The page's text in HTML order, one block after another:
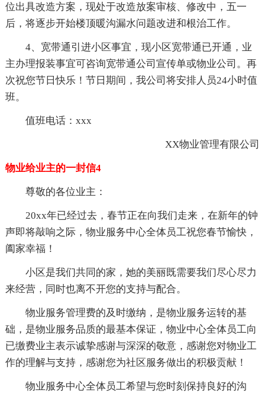
位出具改造方案，现处于改造放案审核、修改中，五一
后，将逐步开始楼顶暖沟漏水问题改进和根治工作。
4、宽带通引进小区事宜，现小区宽带通已开通，业
主办理报装事宜可咨询宽带通公司宣传单或物业公司。再
次祝您节日快乐！节日期间，我公司将安排人员24小时值
班。
值班电话：xxx
XX物业管理有限公司
物业给业主的一封信4
尊敬的各位业主：
20xx年已经过去，春节正在向我们走来，在新年的钟
声即将敲响之际，物业服务中心全体员工祝您春节愉快，
阖家幸福！
小区是我们共同的家，她的美丽既需要我们尽心尽力
来经营，同时也离不开您的支持与配合。
物业服务管理费的及时缴纳，是物业服务运转的基
础，是物业服务品质的最基本保证，物业中心全体员工向
已缴费业主表示诚挚感谢与深深的敬意，感谢您对物业工
作的理解与支持，感谢您为社区服务做出的积极贡献！
物业服务中心全体员工希望与您时刻保持良好的沟